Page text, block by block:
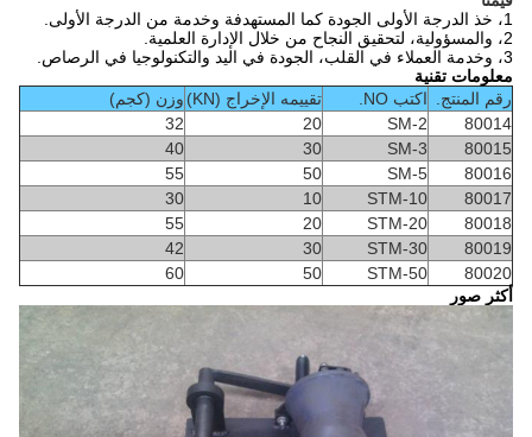
معلومات تقنية
رقم المنتج.
اكتب NO. تقييمه الإخراج (KN)
وزن (كجم)
80014
SM-2
20
32
80015
SM-3
30
40
80016
SM-5
50
55
80017
STM-10
10
30
80018
STM-20
20
55
80019
STM-30
30
42
80020
STM-50
50
60
أكثر صور